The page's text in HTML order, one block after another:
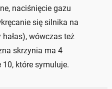
naciśnięcie gazu
się silnika na
wówczas też
skrzynia ma 4
10, które symuluje.